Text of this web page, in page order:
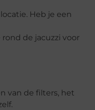
Heb je een
de jacuzzi voor
van de filters, het